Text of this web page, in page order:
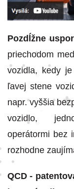
Pozdĺžne
priechodom
vozidla, kedy
ľavej stene
napr. vyššia
vozidlo,
operátormi bez
rozhodne
QCD -